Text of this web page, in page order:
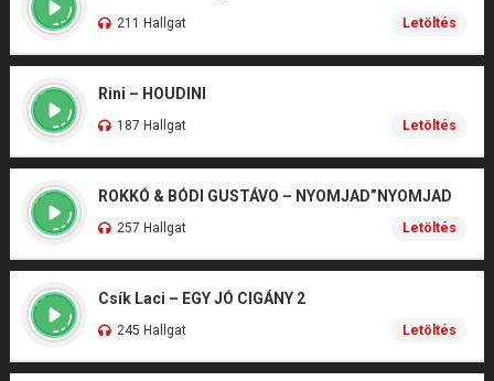
211 Hallgat Letöltés
Rini – HOUDINI
187 Hallgat Letöltés
ROKKÓ & BÓDI GUSTÁVO – NYOMJAD”NYOMJAD
257 Hallgat Letöltés
Csík Laci – EGY JÓ CIGÁNY 2
245 Hallgat Letöltés